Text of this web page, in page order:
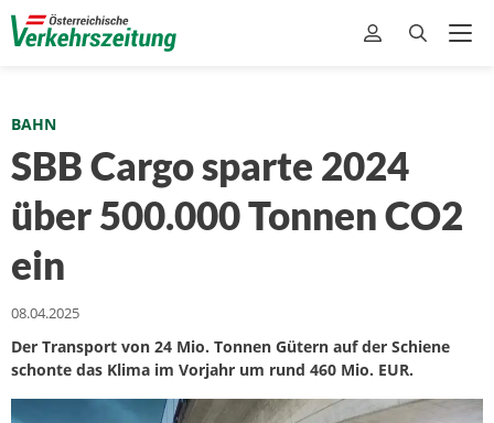
BAHN
SBB Cargo sparte 2024
über 500.000 Tonnen CO2
ein
08.04.2025
Der Transport von 24 Mio. Tonnen Gütern auf der Schiene
schonte das Klima im Vorjahr um rund 460 Mio. EUR.